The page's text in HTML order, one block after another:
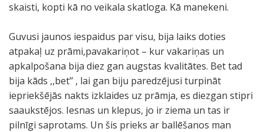
skaisti, kopti kā no veikala skatloga. Kā manekeni.
Guvusi jaunos iespaidus par visu, bija laiks doties
atpakaļ uz prāmi,pavakariņot – kur vakariņas un
apkalpošana bija diez gan augstas kvalitātes. Bet tad
bija kāds ,,bet’’ , lai gan biju paredzējusi turpināt
iepriekšējās nakts izklaides uz prāmja, es diezgan stipri
saaukstējos. Iesnas un klepus, jo ir ziema un tas ir
pilnīgi saprotams. Un šis prieks ar ballēšanos man